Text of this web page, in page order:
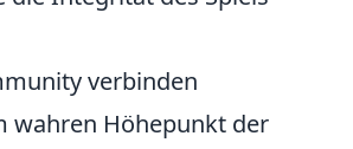
verbinden
wahren Höhepunkt der